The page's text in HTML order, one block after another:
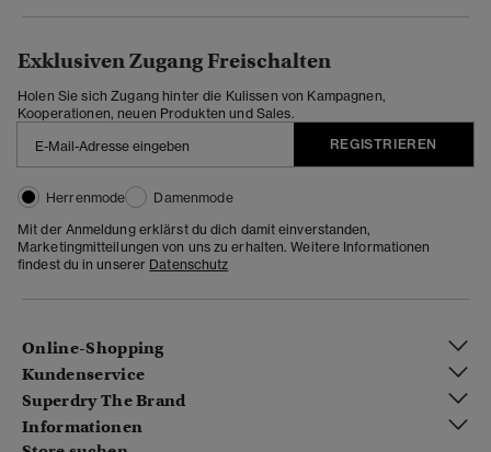
Exklusiven Zugang Freischalten
Holen Sie sich Zugang hinter die Kulissen von Kampagnen,
Kooperationen, neuen Produkten und Sales.
REGISTRIEREN
Herrenmode
Damenmode
Mit der Anmeldung erklärst du dich damit einverstanden,
Marketingmitteilungen von uns zu erhalten. Weitere Informationen
findest du in unserer Datenschutz
Online-Shopping
Kundenservice
Superdry The Brand
Informationen